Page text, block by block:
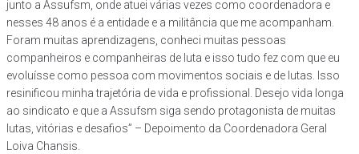
junto a Assufsm, onde atuei várias vezes como coordenadora e
nesses 48 anos é a entidade e a militância que me acompanham.
Foram muitas aprendizagens, conheci muitas pessoas
companheiros e companheiras de luta e isso tudo fez com que eu
evoluísse como pessoa com movimentos sociais e de lutas. Isso
resinificou minha trajetória de vida e profissional. Desejo vida longa
ao sindicato e que a Assufsm siga sendo protagonista de muitas
lutas, vitórias e desafios” – Depoimento da Coordenadora Geral
Loiva Chansis.